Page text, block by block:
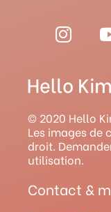
I
n
t
a
g
r
a
m
t
© 2020 Hello
Les images de
droit.
utilisation.
Contact &